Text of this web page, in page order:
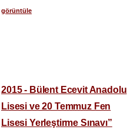
görüntüle
2015 - Bülent Ecevit Anadolu
Lisesi ve 20 Temmuz Fen
Lisesi Yerleştirme Sınavı”